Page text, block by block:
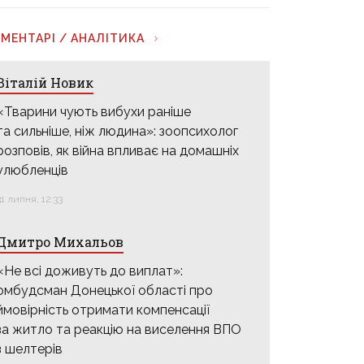
/ АНАЛІТИКА
Новик
чують вибухи раніше
сильніше, ніж людина»: зоопсихолог
як війна впливає на домашніх
липня, 12:33
Михальов
всі доживуть до виплат»:
Донецької області про
отримати компенсації
житло та реакцію на виселення ВПО
шелтерів